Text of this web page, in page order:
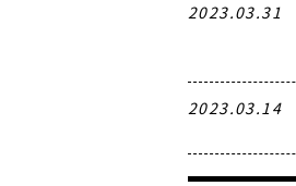
2023.03.31
2023.03.14